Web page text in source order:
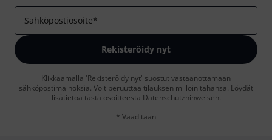
Sahköpostiosoite*
Rekisteröidy nyt
Klikkaamalla 'Rekisteröidy nyt' suostut vastaanottamaan
sähköpostimainoksia. Voit peruuttaa tilauksen milloin tahansa. Löydät
lisätietoa tästä osoitteesta Datenschutzhinweisen.
* Vaaditaan